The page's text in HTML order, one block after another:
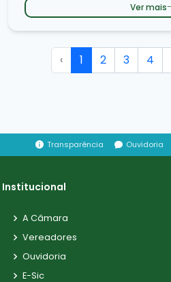
Ver mais
‹ 1 2 3 4
Transparência Ouvidoria
Institucional
A Câmara
Vereadores
Ouvidoria
E-Sic